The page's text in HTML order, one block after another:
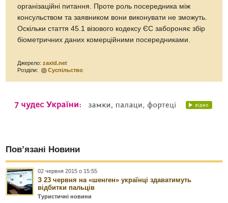
організаційні питання. Проте роль посередника між
консульством та заявником вони виконувати не зможуть.
Оскільки стаття 45.1 візового кодексу ЄС забороняє збір
біометричних даних комерційними посередниками.
Джерело:zaxid.net
Розділи:
Суспільство
Пов’язані Новини
02 червня 2015 о 15:55
З 23 червня на «шенген» українці здаватимуть
відбитки пальців
Туристичні новини